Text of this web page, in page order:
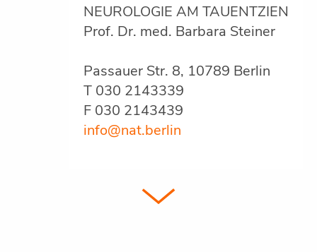
NEUROLOGIE AM TAUENTZIEN
Prof. Dr. med. Barbara Steiner
Passauer Str. 8, 10789 Berlin
T 030 2143339
F 030 2143439
info@nat.berlin